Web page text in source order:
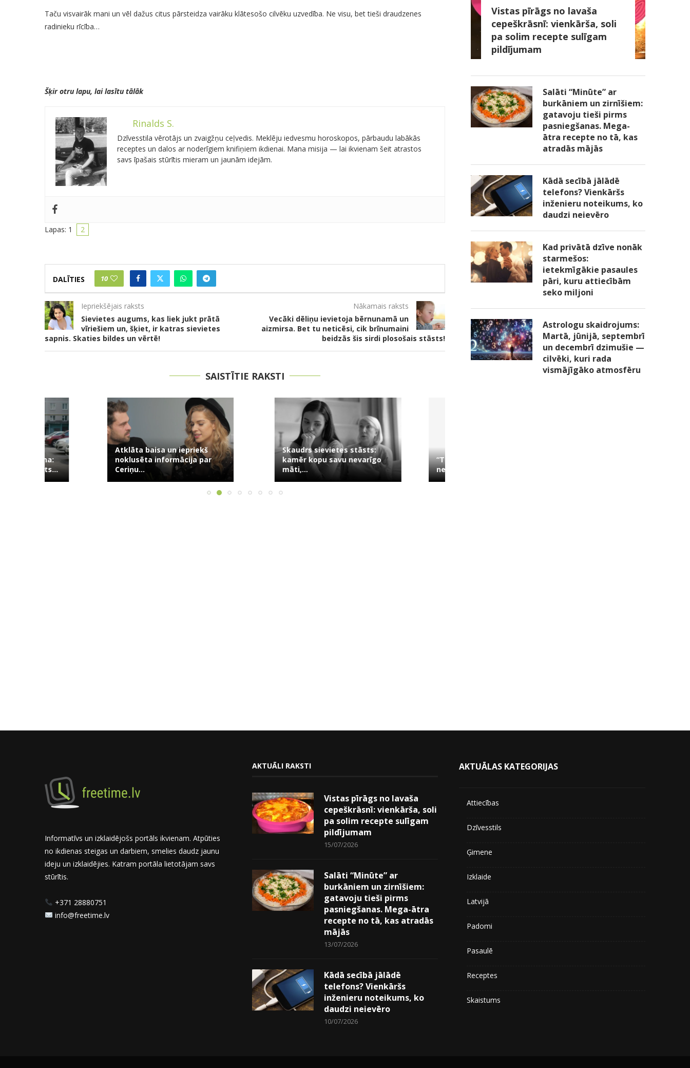
Taču visvairāk mani un vēl dažus citus pārsteidza vairāku klātesošo cilvēku uzvedība. Ne visu, bet tieši draudzenes
radinieku rīcība…
Šķir otru lapu, lai lasītu tālāk
Rinalds S.
Dzīvesstila vērotājs un zvaigžņu ceļvedis. Meklēju iedvesmu horoskopos, pārbaudu labākās
receptes un dalos ar noderīgiem knifiņiem ikdienai. Mana misija — lai ikvienam šeit atrastos
savs īpašais stūrītis mieram un jaunām idejām.
Lapas: 1 2
DALĪTIES 10
Iepriekšējais raksts
Sievietes augums, kas liek jukt prātā
vīriešiem un, šķiet, ir katras sievietes
sapnis. Skaties bildes un vērtē!
Nākamais raksts
Vecāki dēliņu ievietoja bērnunamā un
aizmirsa. Bet tu neticēsi, cik brīnumaini
beidzās šis sirdi plosošais stāsts!
SAISTĪTIE RAKSTI
Atklāta baisa un iepriekš
noklusēta informācija par
Ceriņu...
Skaudrs sievietes stāsts:
kamēr kopu savu nevarīgo
māti,...
“Tev jau 35, bet nav ne bērnu,
ne...
Vistas pīrāgs no lavaša
cepeškrāsnī: vienkārša, soli
pa solim recepte sulīgam
pildījumam
Salāti “Minūte” ar
burkāniem un zirnīšiem:
gatavoju tieši pirms
pasniegšanas. Mega-
ātra recepte no tā, kas
atradās mājās
Kādā secībā jālādē
telefons? Vienkāršs
inženieru noteikums, ko
daudzi neievēro
Kad privātā dzīve nonāk
starmešos:
ietekmīgākie pasaules
pāri, kuru attiecībām
seko miljoni
Astrologu skaidrojums:
Martā, jūnijā, septembrī
un decembrī dzimušie —
cilvēki, kuri rada
vismājīgāko atmosfēru
Informatīvs un izklaidējošs portāls ikvienam. Atpūties
no ikdienas steigas un darbiem, smelies daudz jaunu
ideju un izklaidējies. Katram portāla lietotājam savs
stūrītis.
+371 28880751
info@freetime.lv
AKTUĀLI RAKSTI
Vistas pīrāgs no lavaša
cepeškrāsnī: vienkārša, soli
pa solim recepte sulīgam
pildījumam
15/07/2026
Salāti “Minūte” ar
burkāniem un zirnīšiem:
gatavoju tieši pirms
pasniegšanas. Mega-ātra
recepte no tā, kas atradās
mājās
13/07/2026
Kādā secībā jālādē
telefons? Vienkāršs
inženieru noteikums, ko
daudzi neievēro
10/07/2026
AKTUĀLAS KATEGORIJAS
Attiecības
Dzīvesstils
Ģimene
Izklaide
Latvijā
Padomi
Pasaulē
Receptes
Skaistums